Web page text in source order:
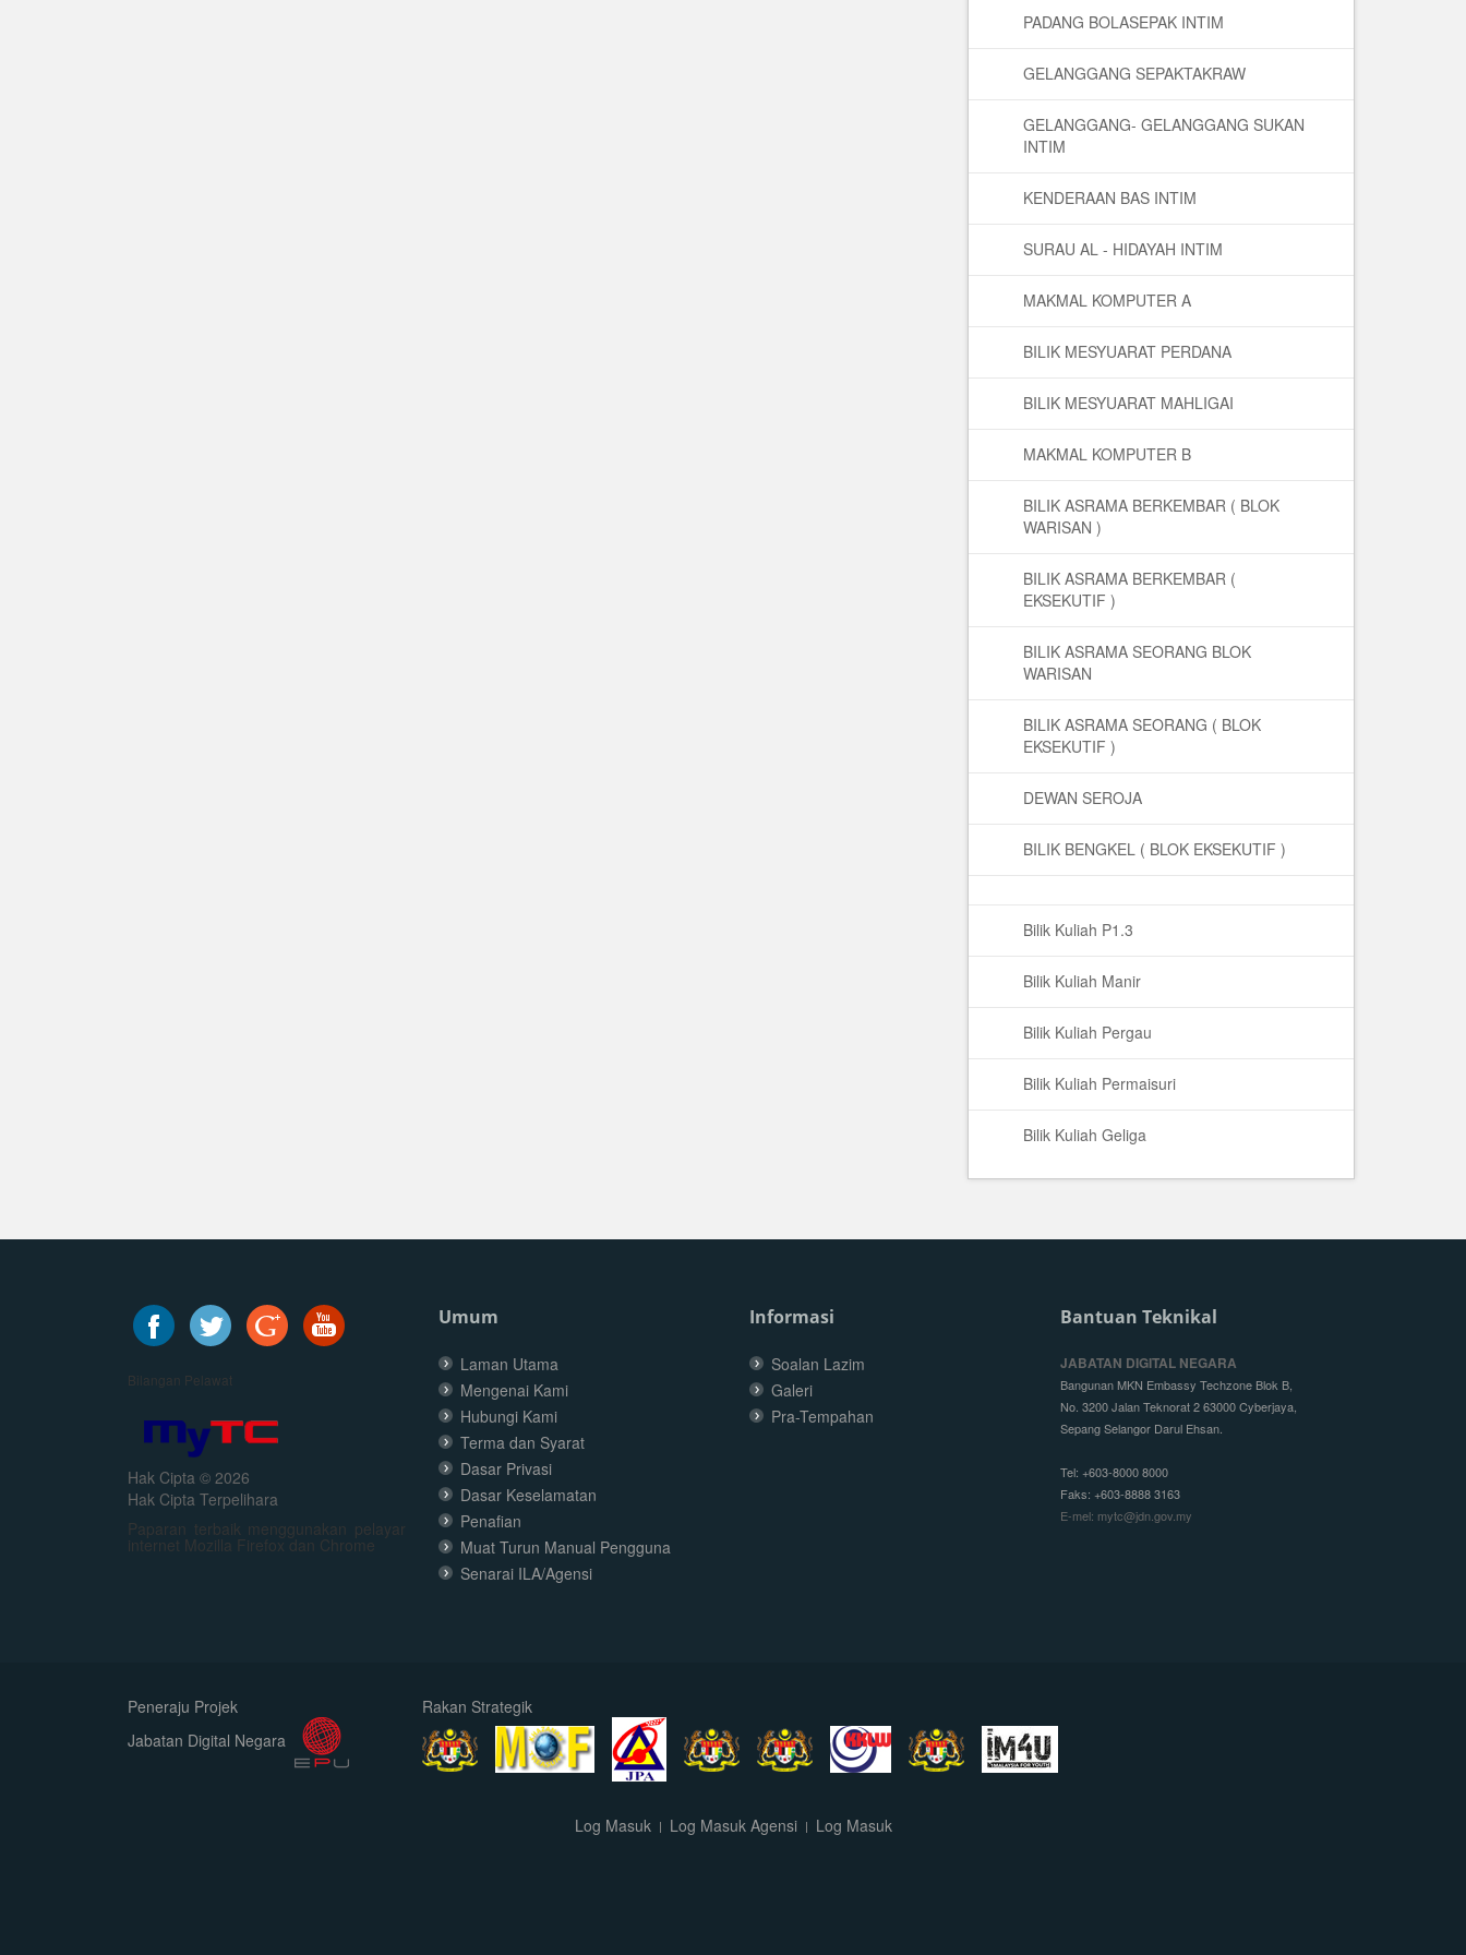
PADANG BOLASEPAK INTIM
GELANGGANG SEPAKTAKRAW
GELANGGANG- GELANGGANG SUKAN
INTIM
KENDERAAN BAS INTIM
SURAU AL - HIDAYAH INTIM
MAKMAL KOMPUTER A
BILIK MESYUARAT PERDANA
BILIK MESYUARAT MAHLIGAI
MAKMAL KOMPUTER B
BILIK ASRAMA BERKEMBAR ( BLOK
WARISAN )
BILIK ASRAMA BERKEMBAR (
EKSEKUTIF )
BILIK ASRAMA SEORANG BLOK
WARISAN
BILIK ASRAMA SEORANG ( BLOK
EKSEKUTIF )
DEWAN SEROJA
BILIK BENGKEL ( BLOK EKSEKUTIF )
Bilik Kuliah P1.3
Bilik Kuliah Manir
Bilik Kuliah Pergau
Bilik Kuliah Permaisuri
Bilik Kuliah Geliga
Bilangan Pelawat
Hak Cipta © 2026
Hak Cipta Terpelihara
Paparan terbaik menggunakan pelayar
internet Mozilla Firefox dan Chrome
Umum
Laman Utama
Mengenai Kami
Hubungi Kami
Terma dan Syarat
Dasar Privasi
Dasar Keselamatan
Penafian
Muat Turun Manual Pengguna
Senarai ILA/Agensi
Informasi
Soalan Lazim
Galeri
Pra-Tempahan
Bantuan Teknikal
JABATAN DIGITAL NEGARA
Bangunan MKN Embassy Techzone Blok B,
No. 3200 Jalan Teknorat 2 63000 Cyberjaya,
Sepang Selangor Darul Ehsan.
Tel: +603-8000 8000
Faks: +603-8888 3163
E-mel: mytc@jdn.gov.my
Peneraju Projek
Jabatan Digital Negara
Rakan Strategik
Log Masuk Log Masuk Agensi Log Masuk